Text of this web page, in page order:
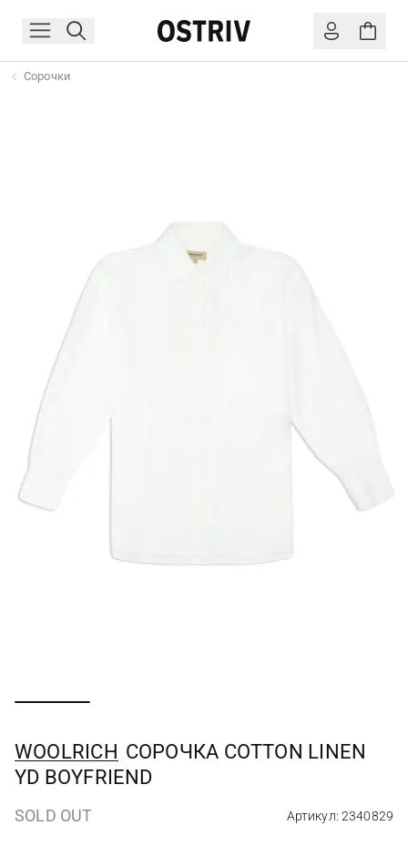
Сорочки
WOOLRICH СОРОЧКА COTTON LINEN
YD BOYFRIEND
SOLD OUT Артикул: 2340829